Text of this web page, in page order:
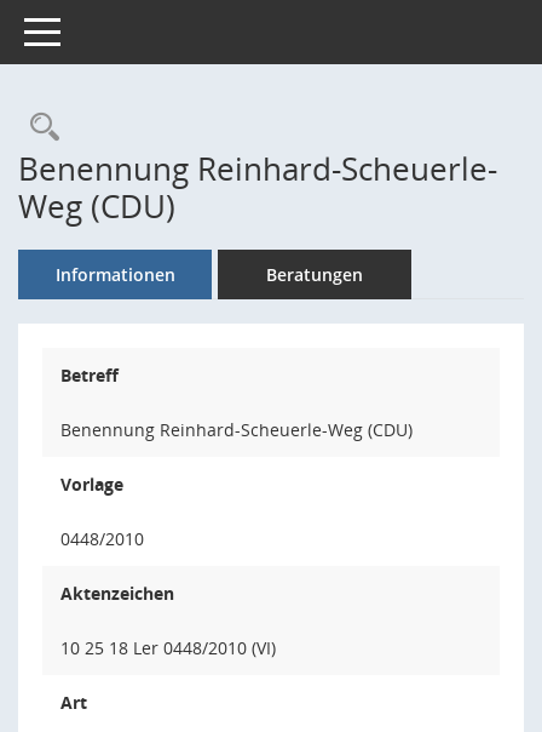
Toggle navigation
Rechercheauswahl
Benennung Reinhard-Scheuerle-
Weg (CDU)
Informationen Beratungen
Betreff
Benennung Reinhard-Scheuerle-Weg (CDU)
Vorlage
0448/2010
Aktenzeichen
10 25 18 Ler 0448/2010 (VI)
Art